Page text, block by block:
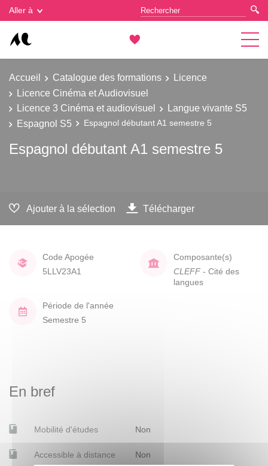
Aller à
Accueil Catalogue des formations
Licence
Licence Cinéma et Audiovisuel
Licence 3 Cinéma et audiovisuel
Langue vivante S5
Espagnol S5
Espagnol débutant A1 semestre 5
Espagnol débutant A1 semestre 5
Ajouter à la sélection Télécharger
Code Apogée
5LLV23A1
Composante(s)
CLEFF - Cité des
langues
Période de l'année
Semestre 5
En bref
Mobilité d'études Non
Accessible à distance Non
Gestion des cookies